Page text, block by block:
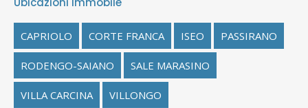
CAPRIOLO CORTE FRANCA ISEO PASSIRANO
RODENGO-SAIANO SALE MARASINO
VILLA CARCINA VILLONGO